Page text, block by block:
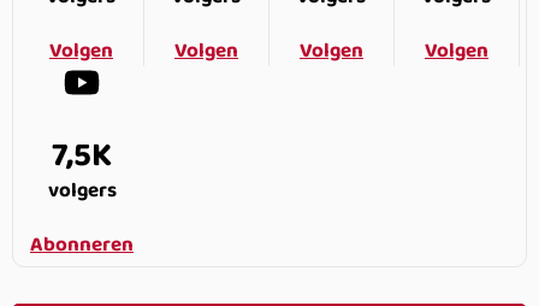
Volgen
Volgen
Volgen
Volgen
7,5K
volgers
Abonneren